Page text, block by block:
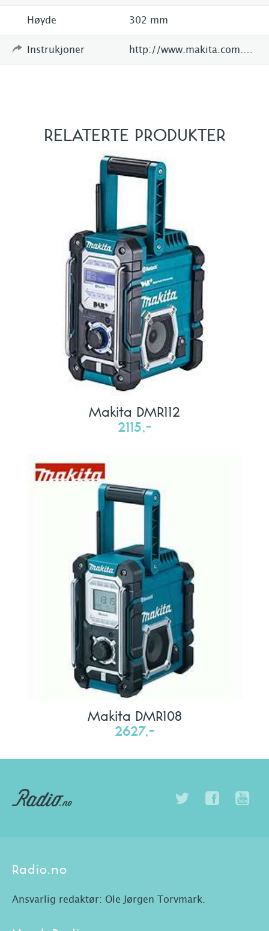
Høyde 302 mm
Instrukjoner
RELATERTE PRODUKTER
Makita DMR112
2115,-
Makita DMR108
2627,-
Radio.no
Ansvarlig redaktør: Ole Jørgen Torvmark.